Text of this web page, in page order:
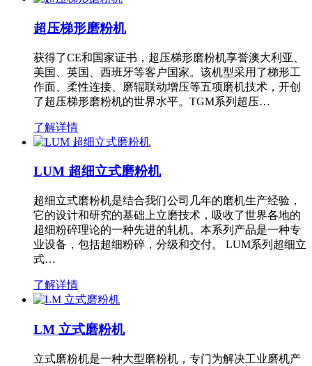
超压梯形磨粉机
获得了CE和国家证书，超压梯形磨粉机享誉澳大利亚、
美国、英国、西班牙等客户国家。该机型采用了梯形工
作面、柔性连接、磨辊联动增压等五项磨机技术，开创
了超压梯形磨粉机的世界水平。TGM系列超压…
了解详情
LUM 超细立式磨粉机
超细立式磨粉机是结合我们公司几年的磨机生产经验，
它的设计和研究的基础上立磨技术，吸收了世界各地的
超细粉碎理论的一种先进的轧机。本系列产品是一种专
业设备，包括超细粉碎，分级和交付。 LUM系列超细立
式…
了解详情
LM 立式磨粉机
立式磨粉机是一种大型磨粉机，专门为解决工业磨机产